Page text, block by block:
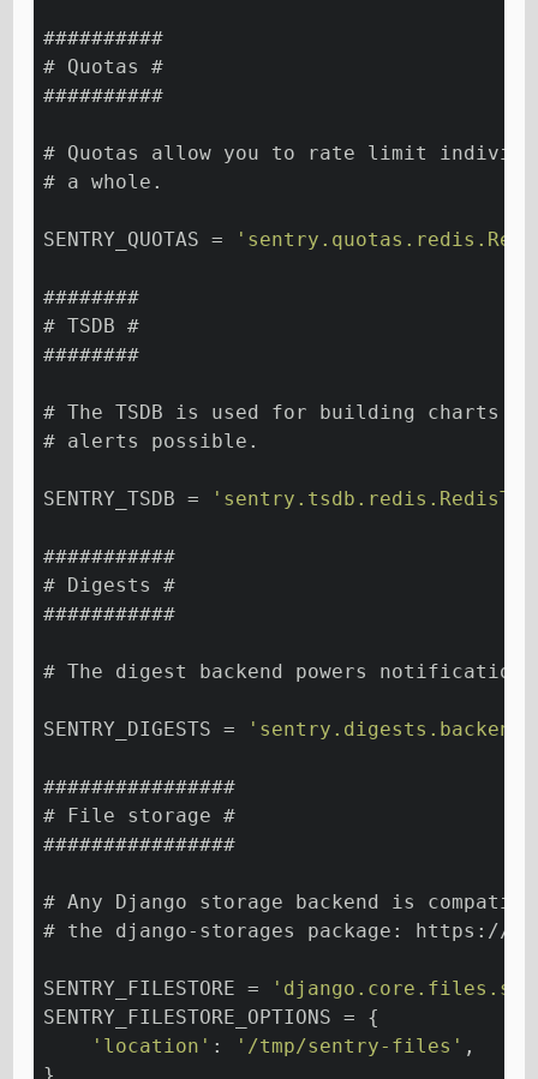
##########
# Quotas #
##########
# Quotas allow you to rate limit
# a whole.
SENTRY_QUOTAS =
########
# TSDB #
########
# The TSDB is used for building charts
# alerts possible.
SENTRY_TSDB =
###########
# Digests #
###########
# The digest backend powers notification
SENTRY_DIGESTS =
################
# File storage #
################
# Any Django storage backend is
# the django-storages package: https://
SENTRY_FILESTORE =
SENTRY_FILESTORE_OPTIONS = {
'location' : '/tmp/sentry-files' ,